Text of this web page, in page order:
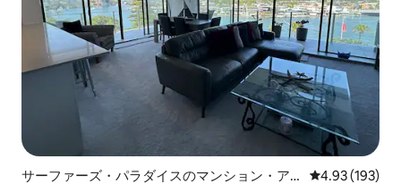
サーファーズ・パラダイスのマンション・ア
レビュー193
4.93 (193)